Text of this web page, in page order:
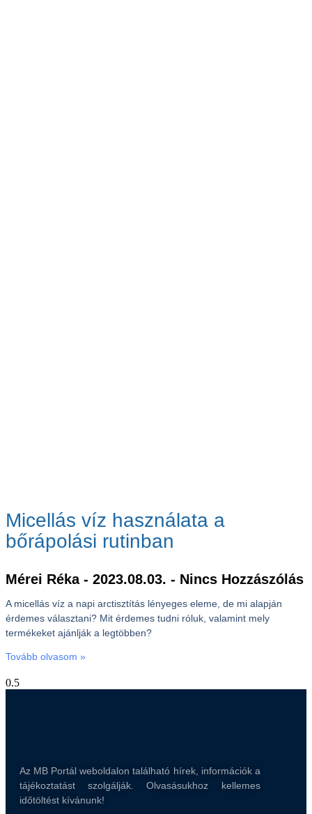
Micellás víz használata a
bőrápolási rutinban
Mérei Réka 2023.08.03. Nincs Hozzászólás
A micellás víz a napi arctisztítás lényeges eleme, de mi alapján
érdemes választani? Mit érdemes tudni róluk, valamint mely
termékeket ajánlják a legtöbben?
Tovább olvasom »
Az MB Portál weboldalon található hírek, információk a
tájékoztatást szolgálják. Olvasásukhoz kellemes
időtöltést kívánunk!